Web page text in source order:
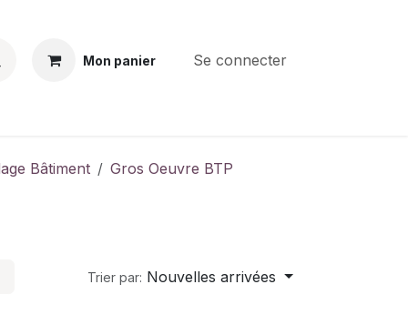
Mon panier Se connecter
Bâtiment
Gros Oeuvre BTP
Trier par: Nouvelles arrivées